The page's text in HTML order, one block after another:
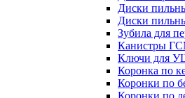
Диски
Диски
Зубила для
Канистры
Ключи для
Коронка по
Коронки по
Коронки по